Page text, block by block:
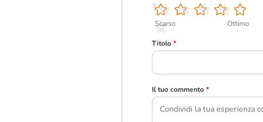
1
Scarso
2
3
4
5
Ottimo
Titolo *
Il tuo commento *